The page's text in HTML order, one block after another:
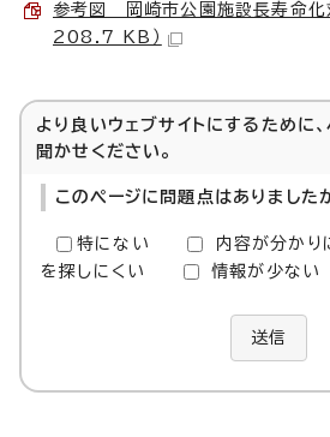
参考図 岡崎市公園施設長寿命化
208.7 KB）
より良いウェブサイトにするために
聞かせください。
このページに問題点はありました
特にない 内容が分かり
を探しにくい
情報が少ない
送信